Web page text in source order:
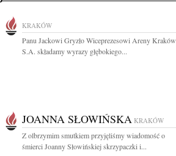
KRAKÓW
Panu Jackowi Gryzło Wiceprezesowi Areny Kraków
S.A. składamy wyrazy głębokiego...
JOANNA SŁOWIŃSKA KRAKÓW
Z olbrzymim smutkiem przyjęliśmy wiadomość o
śmierci Joanny Słowińskiej skrzypaczki i...